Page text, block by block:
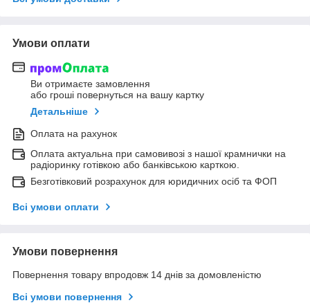
Умови оплати
Ви отримаєте замовлення
або гроші повернуться на вашу картку
Детальніше
Оплата на рахунок
Оплата актуальна при самовивозі з нашої крамнички на
радіоринку готівкою або банківською карткою.
Безготівковий розрахунок для юридичних осіб та ФОП
Всі умови оплати
Умови повернення
Повернення товару впродовж 14 днів за домовленістю
Всі умови повернення